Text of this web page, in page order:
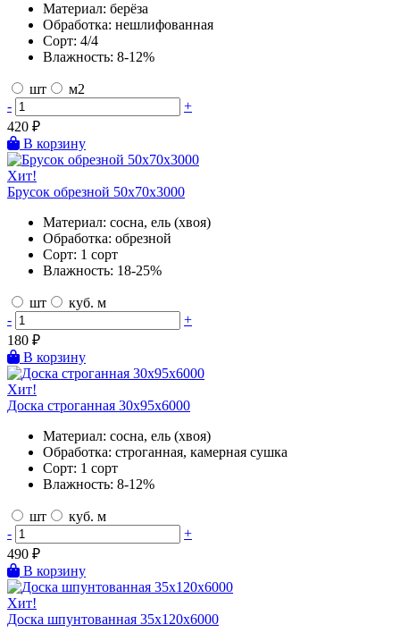
Материал: берёза
Обработка: нешлифованная
Сорт: 4/4
Влажность: 8-12%
шт
м2
-
+
420 ₽
В корзину
Хит!
Брусок обрезной 50х70х3000
Материал: сосна, ель (хвоя)
Обработка: обрезной
Сорт: 1 сорт
Влажность: 18-25%
шт
куб. м
-
+
180 ₽
В корзину
Хит!
Доска строганная 30х95х6000
Материал: сосна, ель (хвоя)
Обработка: строганная, камерная сушка
Сорт: 1 сорт
Влажность: 8-12%
шт
куб. м
-
+
490 ₽
В корзину
Хит!
Доска шпунтованная 35х120х6000